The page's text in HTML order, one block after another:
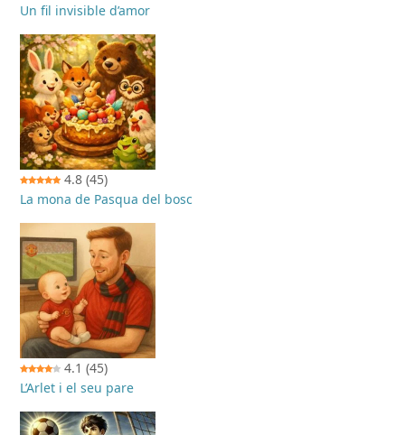
Un fil invisible d’amor
4.8 (45)
La mona de Pasqua del bosc
4.1 (45)
L’Arlet i el seu pare